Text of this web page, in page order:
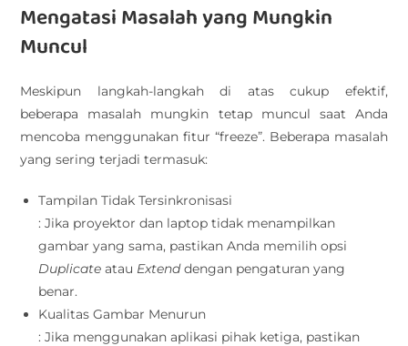
Mengatasi Masalah yang Mungkin
Muncul
Meskipun langkah-langkah di atas cukup efektif,
beberapa masalah mungkin tetap muncul saat Anda
mencoba menggunakan fitur “freeze”. Beberapa masalah
yang sering terjadi termasuk:
Tampilan Tidak Tersinkronisasi
: Jika proyektor dan laptop tidak menampilkan
gambar yang sama, pastikan Anda memilih opsi
Duplicate atau Extenddengan pengaturan yang
benar.
Kualitas Gambar Menurun
: Jika menggunakan aplikasi pihak ketiga, pastikan